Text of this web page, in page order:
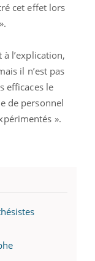
cet effet lors
l’explication,
il n’est pas
efficaces le
de personnel
».